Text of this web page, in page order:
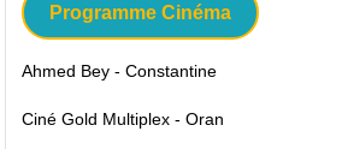
Programme Cinéma
Ahmed Bey - Constantine
Ciné Gold Multiplex - Oran